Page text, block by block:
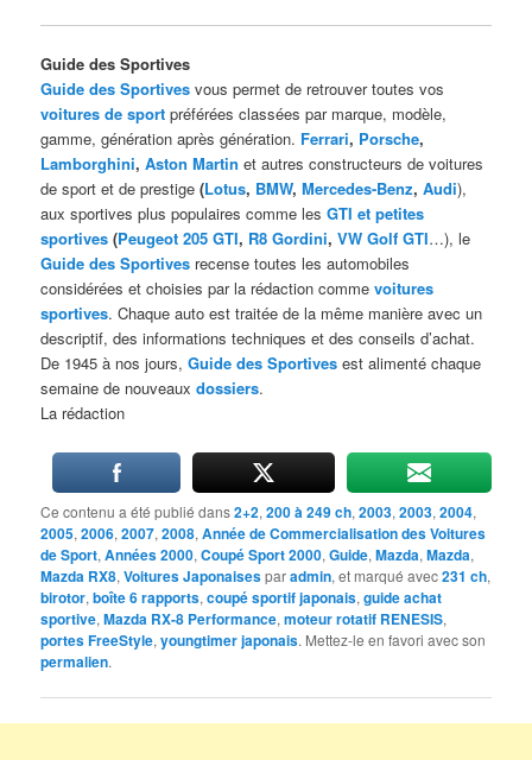
Guide des Sportives
Guide des Sportives vous permet de retrouver toutes vos
voitures de sport préférées classées par marque, modèle,
gamme, génération après génération. Ferrari, Porsche,
Lamborghini,Aston Martin et autres constructeurs de voitures
de sport et de prestige(Lotus, BMW,Mercedes-Benz,Audi),
aux sportives plus populaires comme lesGTI et petites
sportives (Peugeot 205 GTI, R8 Gordini,VW Golf GTI…), le
Guide des Sportives recense toutes les automobiles
considérées et choisies par la rédaction commevoitures
sportives. Chaque auto est traitée de la même manière avec un
descriptif, des informations techniques et des conseils d’achat.
De 1945 à nos jours,Guide des Sportives est alimenté chaque
semaine de nouveauxdossiers.
La rédaction
Ce contenu a été publié dans2+2,200 à 249 ch,2003,2003,2004,
2005,2006,2007,2008,Année de Commercialisation des Voitures
de Sport,Années 2000,Coupé Sport 2000,Guide,Mazda,Mazda,
Mazda RX8,Voitures Japonaisesparadmin, et marqué avec231 ch,
birotor,boîte 6 rapports,coupé sportif japonais,guide achat
sportive,Mazda RX-8 Performance,moteur rotatif RENESIS,
portes FreeStyle,youngtimer japonais. Mettez-le en favori avec son
permalien.